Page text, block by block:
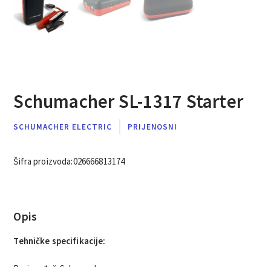
Schumacher SL-1317 Starter
SCHUMACHER ELECTRIC PRIJENOSNI
Šifra proizvoda:026666813174
Opis
Tehničke specifikacije: